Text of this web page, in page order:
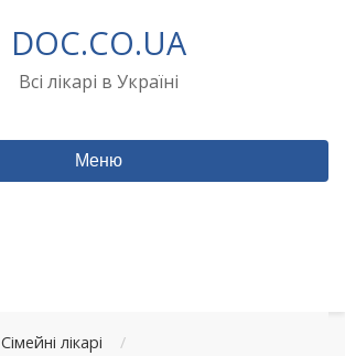
DOC.CO.UA
Всі лікарі в Україні
Меню
Сімейні лікарі
/